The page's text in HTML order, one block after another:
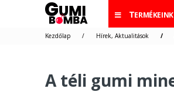
TERMÉKEINK
Kezdőlap Hírek, Aktualitások
A téli gumi